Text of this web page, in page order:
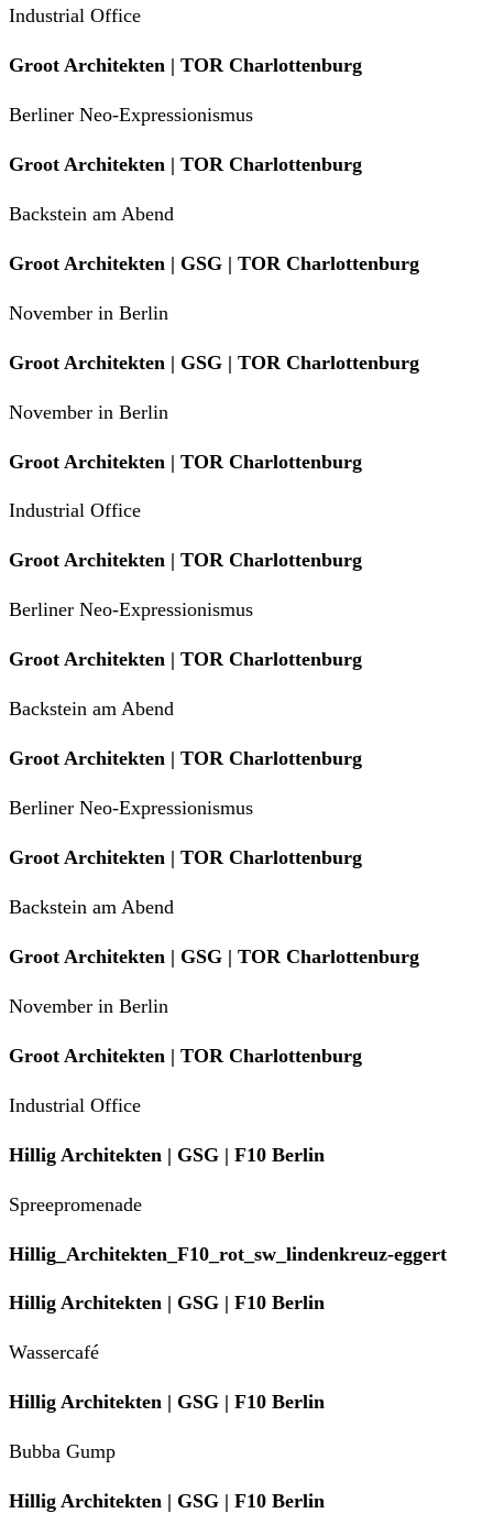
Industrial Office
Groot Architekten | TOR Charlottenburg
Berliner Neo-Expressionismus
Groot Architekten | TOR Charlottenburg
Backstein am Abend
Groot Architekten | GSG | TOR Charlottenburg
November in Berlin
Groot Architekten | GSG | TOR Charlottenburg
November in Berlin
Groot Architekten | TOR Charlottenburg
Industrial Office
Groot Architekten | TOR Charlottenburg
Berliner Neo-Expressionismus
Groot Architekten | TOR Charlottenburg
Backstein am Abend
Groot Architekten | TOR Charlottenburg
Berliner Neo-Expressionismus
Groot Architekten | TOR Charlottenburg
Backstein am Abend
Groot Architekten | GSG | TOR Charlottenburg
November in Berlin
Groot Architekten | TOR Charlottenburg
Industrial Office
Hillig Architekten | GSG | F10 Berlin
Spreepromenade
Hillig_Architekten_F10_rot_sw_lindenkreuz-eggert
Hillig Architekten | GSG | F10 Berlin
Wassercafé
Hillig Architekten | GSG | F10 Berlin
Bubba Gump
Hillig Architekten | GSG | F10 Berlin